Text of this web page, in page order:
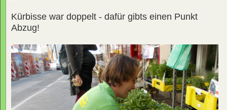
Kürbisse war doppelt - dafür gibts einen Punkt
Abzug!